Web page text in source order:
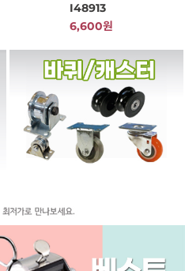
I48913
6,600원